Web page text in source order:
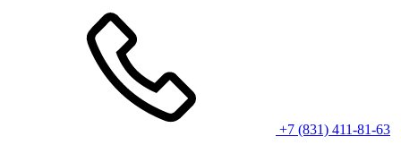
+7 (831) 411-81-63